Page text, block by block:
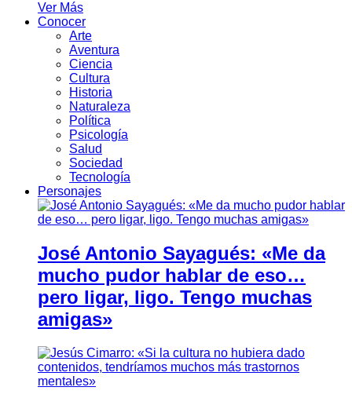
Ver Más
Conocer
Arte
Aventura
Ciencia
Cultura
Historia
Naturaleza
Política
Psicología
Salud
Sociedad
Tecnología
Personajes
José Antonio Sayagués: «Me da
mucho pudor hablar de eso…
pero ligar, ligo. Tengo muchas
amigas»